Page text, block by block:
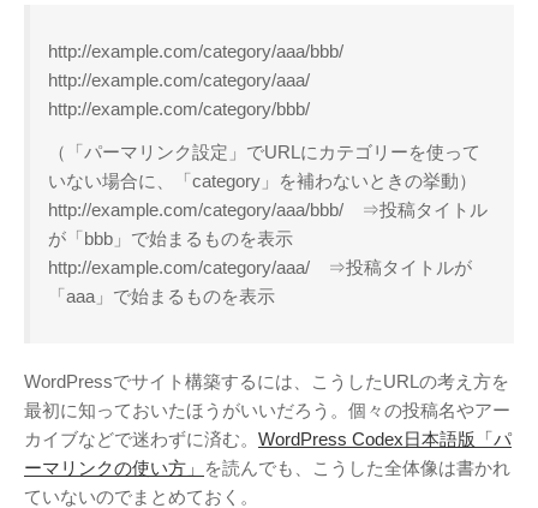
http://example.com/category/aaa/bbb/
http://example.com/category/aaa/
http://example.com/category/bbb/
（「パーマリンク設定」でURLにカテゴリーを使って
いない場合に、「category」を補わないときの挙動）
http://example.com/category/aaa/bbb/ ⇒投稿タイトル
が「bbb」で始まるものを表示
http://example.com/category/aaa/ ⇒投稿タイトルが
「aaa」で始まるものを表示
WordPressでサイト構築するには、こうしたURLの考え方を
最初に知っておいたほうがいいだろう。個々の投稿名やアー
カイブなどで迷わずに済む。 WordPress Codex日本語版「パ
ーマリンクの使い方」
を読んでも、こうした全体像は書かれ
ていないのでまとめておく。